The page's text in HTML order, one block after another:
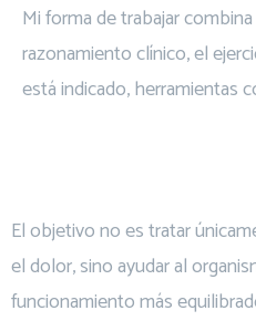
Mi forma de trabajar
razonamiento clínico, el
está indicado, herramientas
El objetivo no es tratar
el dolor, sino ayudar al
funcionamiento más